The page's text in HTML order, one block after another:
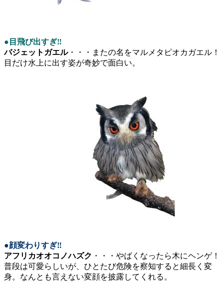
●目飛び出すぎ‼
バジェットガエル・・・またの名をマルメタピオカガエル！
目だけ水上に出す姿が奇妙で面白い。
●顔変わりすぎ‼
アフリカオオコノハズク ・・・やばくなったら木にヘンゲ！
普段は可愛らしいが、ひとたび危険を察知すると細長く変
身。なんとも言えない変顔を披露してくれる。